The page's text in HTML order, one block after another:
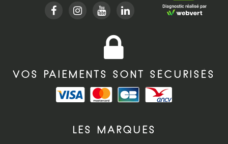
VOS PAIEMENTS SONT SÉCURISÉS
LES MARQUES